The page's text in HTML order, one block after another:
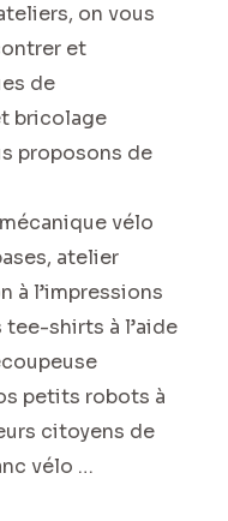
on vous
et
de
bricolage
proposons de
vélo
atelier
à l’impressions
shirts à l’aide
petits robots à
citoyens de
vélo …